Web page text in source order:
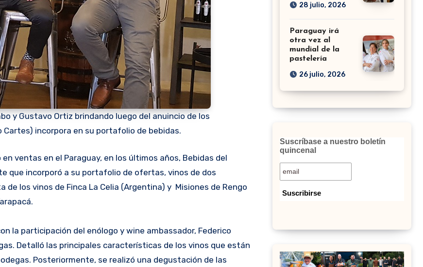
y Gustavo Ortiz brindando luego del anuincio de los
Cartes) incorpora en su portafolio de bebidas.
que incorporó a su portafolio de ofertas, vinos de dos
los vinos de Finca La Celia (Argentina) y Misiones de Rengo
la participación del enólogo y wine ambassador, Federico
Detalló las principales características de los vinos que están
Posteriormente, se realizó una degustación de las
28 julio, 2026
Paraguay irá
otra vez al
mundial de la
pastelería
26 julio, 2026
Suscríbase a nuestro boletín
quincenal